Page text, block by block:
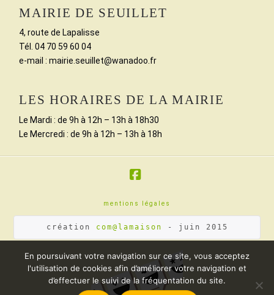
MAIRIE DE SEUILLET
4, route de Lapalisse
Tél. 04 70 59 60 04
e-mail : mairie.seuillet@wanadoo.fr
LES HORAIRES DE LA MAIRIE
Le Mardi : de 9h à 12h – 13h à 18h30
Le Mercredi : de 9h à 12h – 13h à 18h
mentions légales
création com@lamaison - juin 2015
En poursuivant votre navigation sur ce site, vous acceptez
l'utilisation de cookies afin d’améliorer votre navigation et
d’effectuer le suivi de la fréquentation du site.